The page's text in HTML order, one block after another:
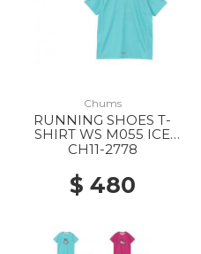
Chums
RUNNING SHOES T-
SHIRT WS M055 ICE
GREEN
CH11-2778
$ 480